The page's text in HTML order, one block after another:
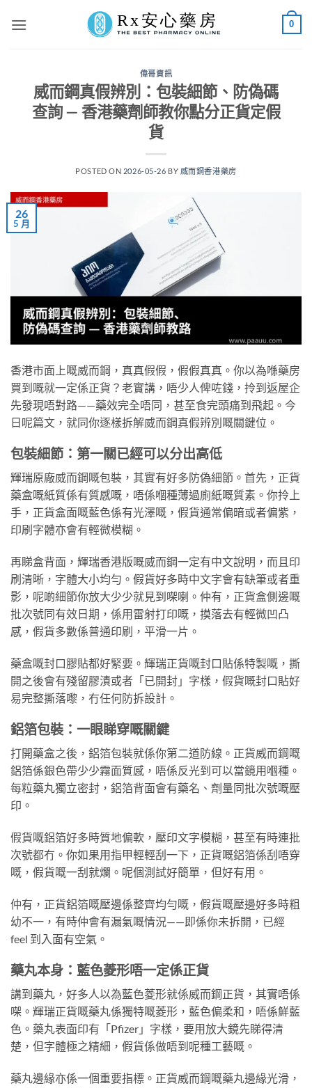
0
偉哥資訊
威而鋼真假辨別：包裝細節、防偽碼
查詢 — 香港藥劑師教你點分正貨定假
貨
POSTED ON 2026-05-26 BY 威而鋼香港藥房
26
5 月
香港市面上嘅威而鋼，真真假假，假假真真。你以為喺藥房
買到嘅就一定係正貨？老實講，唔少人俾咗錢，拎到返屋企
先發現唔對路——藥效完全唔同，甚至食完頭痛到飛起。今
日呢篇文，就同你逐樣拆解威而鋼真假辨別嘅關鍵位。
包裝細節：第一關已經可以分出高低
輝瑞原廠威而鋼嘅包裝，其實有好多防偽細節。首先，正貨
藥盒嘅紙質係有質感嘅，唔係嗰種薄過廁紙嘅質素。你拎上
手，正貨盒面嘅藍色係有光澤嘅，假貨通常偏暗或者偏紫，
印刷字體亦會有輕微模糊。
再睇盒背面，輝瑞香港版嘅威而鋼一定有中文說明，而且印
刷清晰，字體大小均勻。假貨好多時中文字會有缺筆或者重
影，呢啲細節你放大少少就見到㗎喇。仲有，正貨盒側邊嘅
批次號同有效日期，係用雷射打印嘅，摸落去有輕微凹凸
感，假貨多數係普通印刷，平滑一片。
藥盒嘅封口膠貼都好緊要。輝瑞正貨嘅封口貼係特製嘅，撕
開之後會有殘留膠漬或者「已開封」字樣，假貨嘅封口貼好
易完整撕落嚟，冇任何防拆設計。
鋁箔包裝：一眼睇穿嘅關鍵
打開藥盒之後，鋁箔包裝就係你第二道防線。正貨威而鋼嘅
鋁箔係銀色帶少少霧面質感，唔係反光到可以當鏡用嗰種。
每粒藥丸獨立密封，鋁箔背面會有藥名、劑量同批次號嘅壓
印。
假貨嘅鋁箔好多時質地偏軟，壓印文字模糊，甚至有時連批
次號都冇。你如果用指甲輕輕刮一下，正貨嘅鋁箔係刮唔穿
嘅，假貨嘅一刮就爛。呢個測試好簡單，但好有用。
仲有，正貨鋁箔嘅壓邊係整齊均勻嘅，假貨嘅壓邊好多時粗
幼不一，有時仲會有漏氣嘅情況——即係你未拆開，已經
feel 到入面有空氣。
藥丸本身：藍色菱形唔一定係正貨
講到藥丸，好多人以為藍色菱形就係威而鋼正貨，其實唔係
㗎。輝瑞正貨嘅藥丸係獨特嘅菱形，藍色偏柔和，唔係鮮藍
色。藥丸表面印有「Pfizer」字樣，要用放大鏡先睇得清
楚，但字體極之精細，假貨係做唔到呢種工藝嘅。
藥丸邊緣亦係一個重要指標。正貨威而鋼嘅藥丸邊緣光滑，